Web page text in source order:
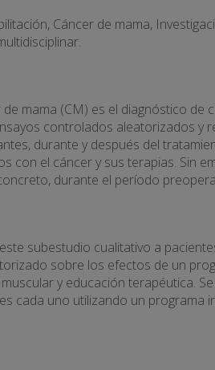
Cáncer de mama,
mama (CM) es el diagnóstico de
controlados aleatorizados y
durante y después del
con el cáncer y sus terapias. Sin
durante el período
subestudio cualitativo a
sobre los efectos de un
y educación terapéutica.
cada uno utilizando un programa